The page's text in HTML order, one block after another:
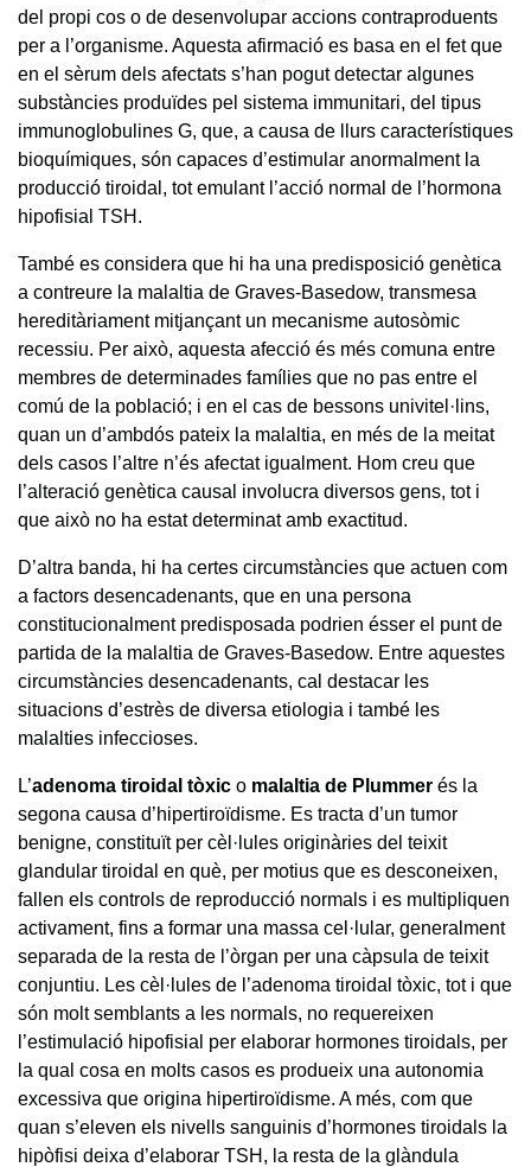
del propi cos o de desenvolupar accions contraproduents
per a l’organisme. Aquesta afirmació es basa en el fet que
en el sèrum dels afectats s’han pogut detectar algunes
substàncies produïdes pel sistema immunitari, del tipus
immunoglobulines G, que, a causa de llurs característiques
bioquímiques, són capaces d’estimular anormalment la
producció tiroidal, tot emulant l’acció normal de l’hormona
hipofisial TSH.
També es considera que hi ha una predisposició genètica
a contreure la malaltia de Graves-Basedow, transmesa
hereditàriament mitjançant un mecanisme autosòmic
recessiu. Per això, aquesta afecció és més comuna entre
membres de determinades famílies que no pas entre el
comú de la població; i en el cas de bessons univitel·lins,
quan un d’ambdós pateix la malaltia, en més de la meitat
dels casos l’altre n’és afectat igualment. Hom creu que
l’alteració genètica causal involucra diversos gens, tot i
que això no ha estat determinat amb exactitud.
D’altra banda, hi ha certes circumstàncies que actuen com
a factors desencadenants, que en una persona
constitucionalment predisposada podrien ésser el punt de
partida de la malaltia de Graves-Basedow. Entre aquestes
circumstàncies desencadenants, cal destacar les
situacions d’estrès de diversa etiologia i també les
malalties infeccioses.
L’adenoma tiroidal tòxic o malaltia de Plummer és la
segona causa d’hipertiroïdisme. Es tracta d’un tumor
benigne, constituït per cèl·lules originàries del teixit
glandular tiroidal en què, per motius que es desconeixen,
fallen els controls de reproducció normals i es multipliquen
activament, fins a formar una massa cel·lular, generalment
separada de la resta de l’òrgan per una càpsula de teixit
conjuntiu. Les cèl·lules de l’adenoma tiroidal tòxic, tot i que
són molt semblants a les normals, no requereixen
l’estimulació hipofisial per elaborar hormones tiroidals, per
la qual cosa en molts casos es produeix una autonomia
excessiva que origina hipertiroïdisme. A més, com que
quan s’eleven els nivells sanguinis d’hormones tiroidals la
hipòfisi deixa d’elaborar TSH, la resta de la glàndula